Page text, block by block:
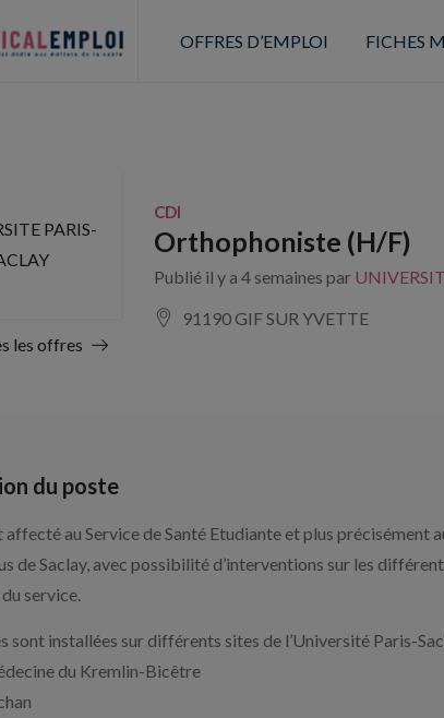
OFFRES D’EMPLOI FICHES
PARIS-
les offres
CDI
Orthophoniste (H/F)
Publié il y a 4 semaines par
91190 GIF SUR YVETTE
du poste
affecté au Service de Santé Etudiante et plus précisément
de Saclay, avec possibilité d’interventions sur les
service.
sont installées sur différents sites de l’Université Paris-
du Kremlin-Bicêtre